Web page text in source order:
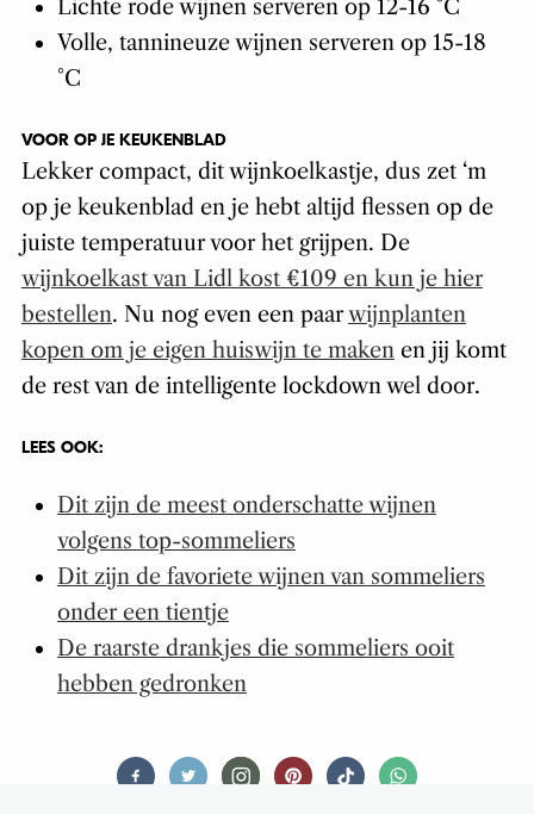
Lichte rode wijnen serveren op 12-16 °C
Volle, tannineuze wijnen serveren op 15-18
°C
VOOR OP JE KEUKENBLAD
Lekker compact, dit wijnkoelkastje, dus zet ‘m
op je keukenblad en je hebt altijd flessen op de
juiste temperatuur voor het grijpen. De
wijnkoelkast van Lidl kost €109 en kun je hier
bestellen. Nu nog even een paarwijnplanten
kopen om je eigen huiswijn te makenen jij komt
de rest van de intelligente lockdown wel door.
LEES OOK:
Dit zijn de meest onderschatte wijnen
volgens top-sommeliers
Dit zijn de favoriete wijnen van sommeliers
onder een tientje
De raarste drankjes die sommeliers ooit
hebben gedronken